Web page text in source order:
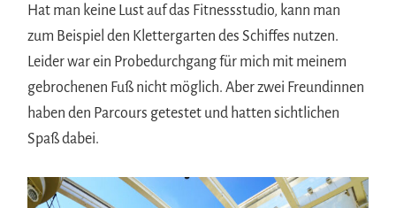
Hat man keine Lust auf das Fitnessstudio, kann man
zum Beispiel den Klettergarten des Schiffes nutzen.
Leider war ein Probedurchgang für mich mit meinem
gebrochenen Fuß nicht möglich. Aber zwei Freundinnen
haben den Parcours getestet und hatten sichtlichen
Spaß dabei.